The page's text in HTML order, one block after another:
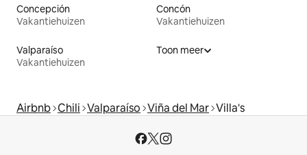
Concepción
Vakantiehuizen
Concón
Vakantiehuizen
Valparaíso
Vakantiehuizen
Toon meer
Airbnb Chili Valparaíso Viña del Mar Villa's